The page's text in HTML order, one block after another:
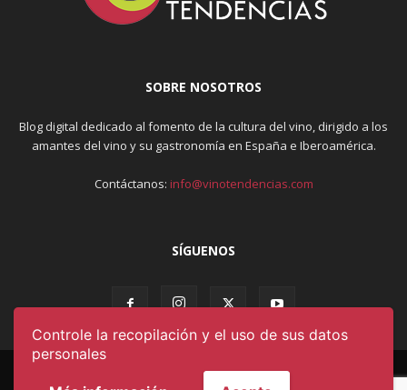
Controle la recopilación y el uso de sus datos
personales
SOBRE NOSOTROS
Blog digital dedicado al fomento de la cultura del vino, dirigido a los
amantes del vino y su gastronomía en España e Iberoamérica.
Contáctanos: info@vinotendencias.com
SÍGUENOS
AVISO LEGAL & POLÍTICA DE PRIVACIDAD